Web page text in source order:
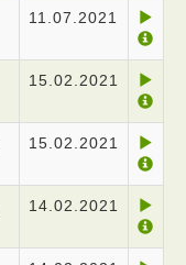
11.07.2021
15.02.2021
15.02.2021
14.02.2021